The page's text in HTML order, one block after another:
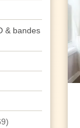
& bandes